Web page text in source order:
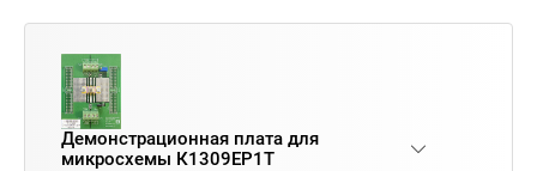
Демонстрационная плата для
микросхемы К1309ЕР1Т